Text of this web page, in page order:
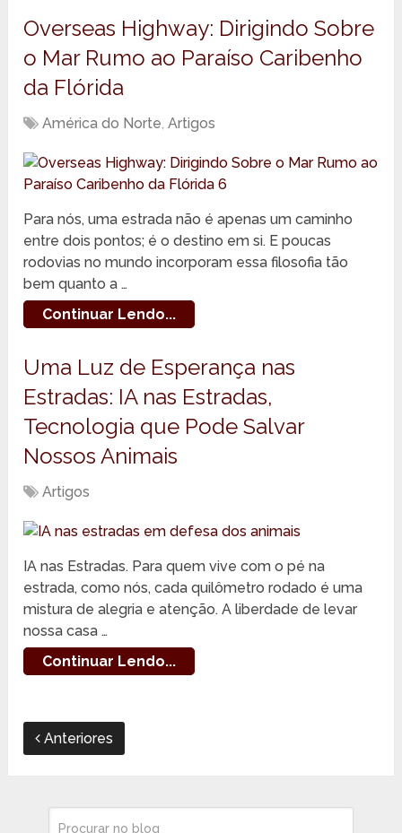
Overseas Highway: Dirigindo Sobre
o Mar Rumo ao Paraíso Caribenho
da Flórida
América do Norte,Artigos
Para nós, uma estrada não é apenas um caminho
entre dois pontos; é o destino em si. E poucas
rodovias no mundo incorporam essa filosofia tão
bem quanto a …
Continuar Lendo...
Uma Luz de Esperança nas
Estradas: IA nas Estradas,
Tecnologia que Pode Salvar
Nossos Animais
Artigos
IA nas Estradas. Para quem vive com o pé na
estrada, como nós, cada quilômetro rodado é uma
mistura de alegria e atenção. A liberdade de levar
nossa casa …
Continuar Lendo...
Anteriores